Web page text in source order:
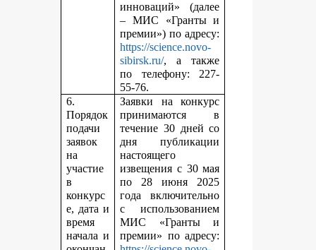
инноваций» (далее
– МИС «Гранты и
премии») по адресу:
https://science.novo-
sibirsk.ru/, а также
по телефону: 227-
55-76.
6.
Порядок
подачи
заявок
на
участие
в
конкурс
е, дата и
время
начала и
Заявки на конкурс
принимаются в
течение 30 дней со
дня публикации
настоящего
извещения с 30 мая
по 28 июня 2025
года включительно
с использованием
МИС «Гранты и
премии» по адресу: